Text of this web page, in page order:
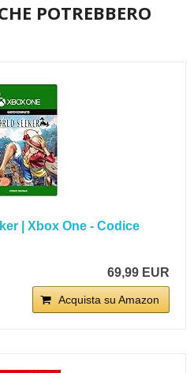
POTREBBERO
| Xbox One - Codice
69,99 EUR
Acquista su Amazon